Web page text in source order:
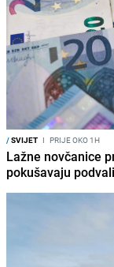
/SVIJET I PRIJE OKO 1H
Lažne novčanice
pokušavaju